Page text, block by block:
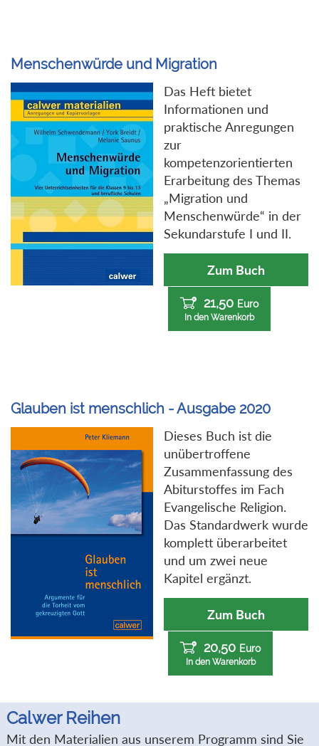
Menschenwürde und Migration
Das Heft bietet
Informationen und
praktische Anregungen
zur
kompetenzorientierten
Erarbeitung des Themas
„Migration und
Menschenwürde“ in der
Sekundarstufe I und II.
Zum Buch
21,50 Euro
In den Warenkorb
Glauben ist menschlich - Ausgabe 2020
Dieses Buch ist die
unübertroffene
Zusammenfassung des
Abiturstoffes im Fach
Evangelische Religion.
Das Standardwerk wurde
komplett überarbeitet
und um zwei neue
Kapitel ergänzt.
Zum Buch
20,50 Euro
In den Warenkorb
Calwer Reihen
Mit den Materialien aus unserem Programm sind Sie